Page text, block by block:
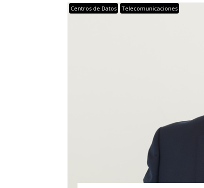
Centros de Datos Telecomunicaciones